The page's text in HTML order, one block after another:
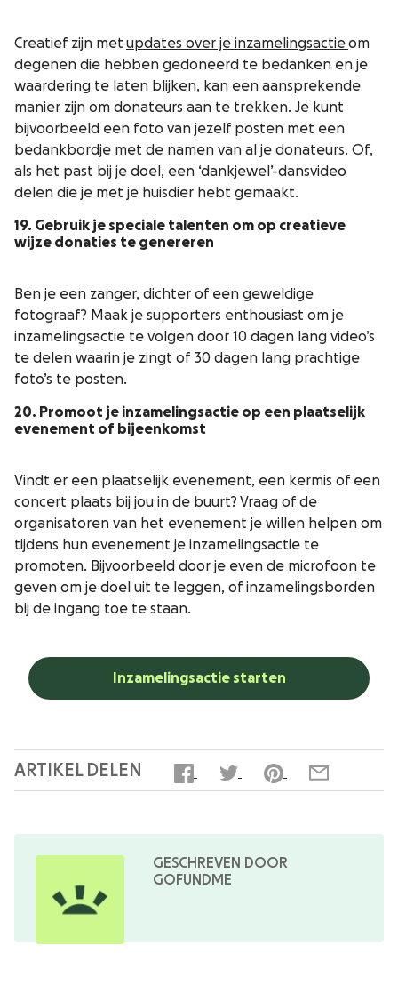
Creatief zijn met updates over je inzamelingsactieom
degenen die hebben gedoneerd te bedanken en je
waardering te laten blijken, kan een aansprekende
manier zijn om donateurs aan te trekken. Je kunt
bijvoorbeeld een foto van jezelf posten met een
bedankbordje met de namen van al je donateurs. Of,
als het past bij je doel, een ‘dankjewel’-dansvideo
delen die je met je huisdier hebt gemaakt.
19. Gebruik je speciale talenten om op creatieve
wijze donaties te genereren
Ben je een zanger, dichter of een geweldige
fotograaf? Maak je supporters enthousiast om je
inzamelingsactie te volgen door 10 dagen lang video’s
te delen waarin je zingt of 30 dagen lang prachtige
foto’s te posten.
20. Promoot je inzamelingsactie op een plaatselijk
evenement of bijeenkomst
Vindt er een plaatselijk evenement, een kermis of een
concert plaats bij jou in de buurt? Vraag of de
organisatoren van het evenement je willen helpen om
tijdens hun evenement je inzamelingsactie te
promoten. Bijvoorbeeld door je even de microfoon te
geven om je doel uit te leggen, of inzamelingsborden
bij de ingang toe te staan.
Inzamelingsactie starten
ARTIKEL DELEN
GESCHREVEN DOOR
GOFUNDME